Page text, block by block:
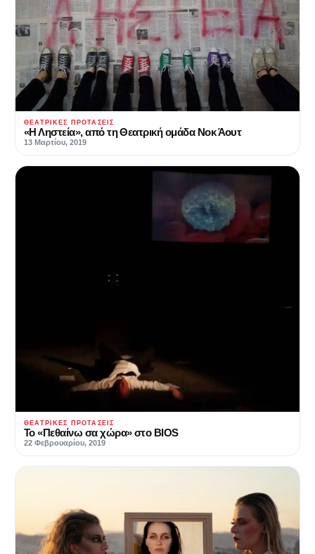
ΘΕΑΤΡΙΚΈΣ ΠΡΟΤΆΣΕΙΣ
«Η Ληστεία», από τη Θεατρική ομάδα Νοκ Άουτ
13 Μαρτίου, 2019
ΘΕΑΤΡΙΚΈΣ ΠΡΟΤΆΣΕΙΣ
Το «Πεθαίνω σα χώρα» στο BIOS
22 Φεβρουαρίου, 2019